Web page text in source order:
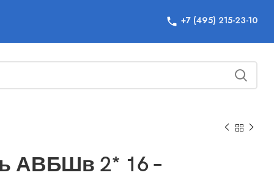
+7 (495) 215-23-10
АВБШв 2* 16 –